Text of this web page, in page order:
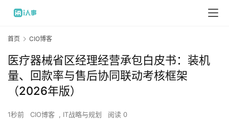
首页 CIO博客
医疗器械省区经理经营承包白皮书：装机
量、回款率与售后协同联动考核框架
（2026年版）
1秒前 CIO博客 , IT战略与规划 阅读 0